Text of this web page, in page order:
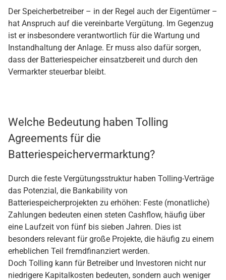
Der Speicherbetreiber – in der Regel auch der Eigentümer –
hat Anspruch auf die vereinbarte Vergütung. Im Gegenzug
ist er insbesondere verantwortlich für die Wartung und
Instandhaltung der Anlage. Er muss also dafür sorgen,
dass der Batteriespeicher einsatzbereit und durch den
Vermarkter steuerbar bleibt.
Welche Bedeutung haben Tolling
Agreements für die
Batteriespeichervermarktung?
Durch die feste Vergütungsstruktur haben Tolling-Verträge
das Potenzial, die Bankability von
Batteriespeicherprojekten zu erhöhen: Feste (monatliche)
Zahlungen bedeuten einen steten Cashflow, häufig über
eine Laufzeit von fünf bis sieben Jahren. Dies ist
besonders relevant für große Projekte, die häufig zu einem
erheblichen Teil fremdfinanziert werden.
Doch Tolling kann für Betreiber und Investoren nicht nur
niedrigere Kapitalkosten bedeuten, sondern auch weniger